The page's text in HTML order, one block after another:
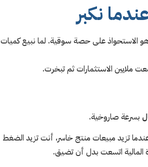
نكبر
هو الاستحواذ على حصة سوقية. لما نبيع كميات
ملايين الاستثمارات ثم تبخرت.
بسرعة صاروخية.
تزيد مبيعات منتج خاسر، أنت تزيد الضغط
المالية اتسعت بدل أن تضيق.